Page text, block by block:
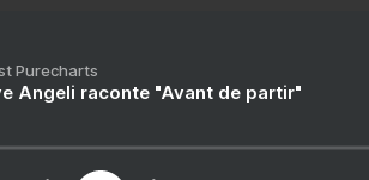
Purecharts
Angeli raconte "Avant de partir"